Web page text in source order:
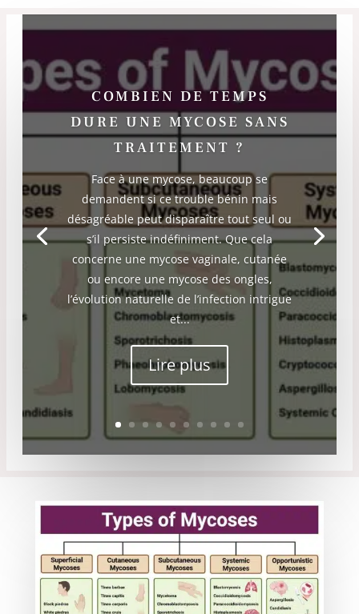
COMBIEN DE TEMPS
DURE UNE MYCOSE SANS
TRAITEMENT ?
Face à une mycose, beaucoup se
demandent si ce trouble bénin mais
désagréable peut disparaître tout seul ou
s’il persiste indéfiniment. Que cela
concerne une mycose vaginale, cutanée
ou encore une mycose des ongles,
l’évolution naturelle de l’infection intrigue
et...
Lire plus